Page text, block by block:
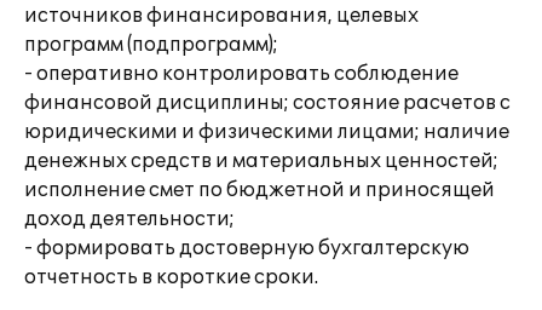
источников финансирования, целевых
программ (подпрограмм);
- оперативно контролировать соблюдение
финансовой дисциплины; состояние расчетов с
юридическими и физическими лицами; наличие
денежных средств и материальных ценностей;
исполнение смет по бюджетной и приносящей
доход деятельности;
- формировать достоверную бухгалтерскую
отчетность в короткие сроки.